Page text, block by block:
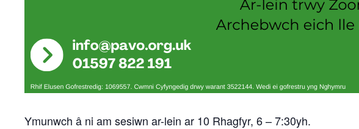
Ymunwch â ni am sesiwn ar-lein ar 10 Rhagfyr, 6 – 7:30yh.